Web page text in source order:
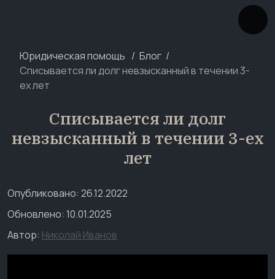
Юридическая помощь
Блог
Списывается ли долг невзысканный в течении 3-
ех лет
Списывается ли долг
невзысканный в течении 3-ех
лет
Опубликовано: 26.12.2022
Обновлено: 10.01.2025
Автор: Николай Иванов